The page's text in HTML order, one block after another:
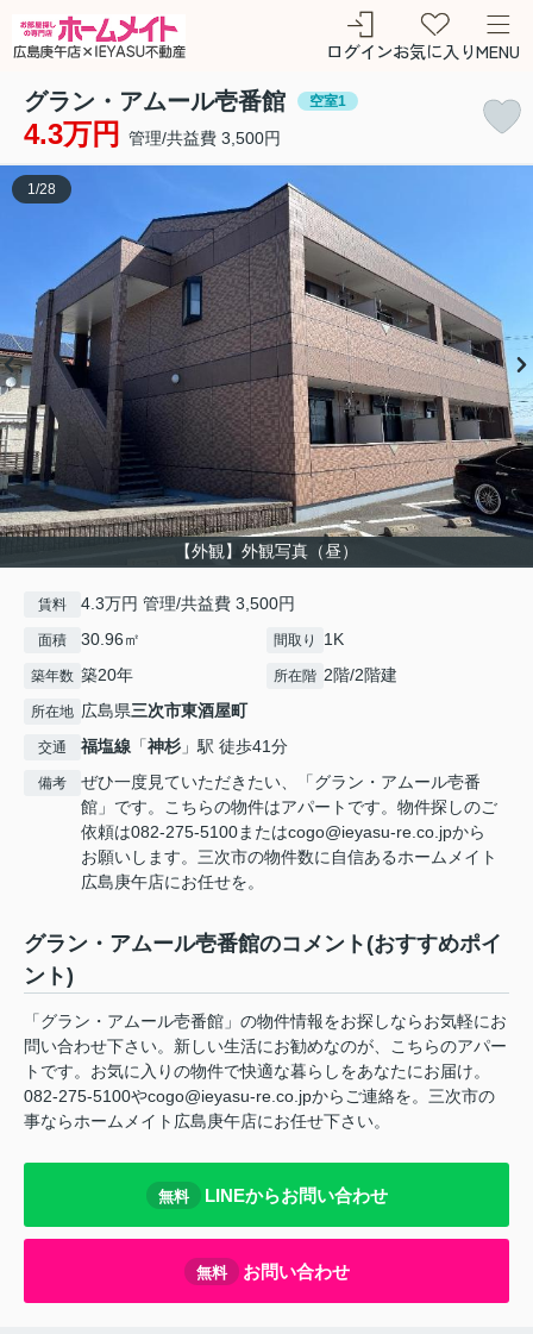
ログインお気に入りMENU
グラン・アムール壱番館 空室1
4.3万円 管理/共益費 3,500円
【外観】外観写真（昼）
1 /28
賃料 4.3万円 管理/共益費 3,500円
面積 30.96㎡ 間取り 1K
築年数 築20年 所在階 2階/2階建
所在地 広島県三次市東酒屋町
交通 福塩線 「神杉 」駅 徒歩41分
備考
ぜひ一度見ていただきたい、「グラン・アムール壱番
館」です。こちらの物件はアパートです。物件探しのご
依頼は082-275-5100またはcogo@ieyasu-re.co.jpから
お願いします。三次市の物件数に自信あるホームメイト
広島庚午店にお任せを。
グラン・アムール壱番館のコメント(おすすめポイ
ント)
「グラン・アムール壱番館」の物件情報をお探しならお気軽にお
問い合わせ下さい。新しい生活にお勧めなのが、こちらのアパー
トです。お気に入りの物件で快適な暮らしをあなたにお届け。
082-275-5100やcogo@ieyasu-re.co.jpからご連絡を。三次市の
事ならホームメイト広島庚午店にお任せ下さい。
無料 LINEからお問い合わせ
無料 お問い合わせ